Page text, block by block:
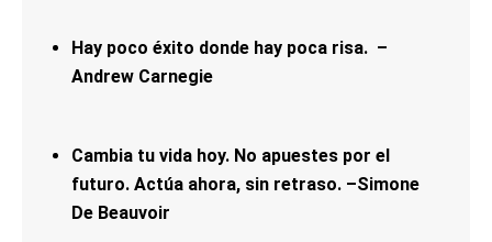
Hay poco éxito donde hay poca risa. –
Andrew Carnegie
Cambia tu vida hoy. No apuestes por el
futuro. Actúa ahora, sin retraso. –Simone
De Beauvoir